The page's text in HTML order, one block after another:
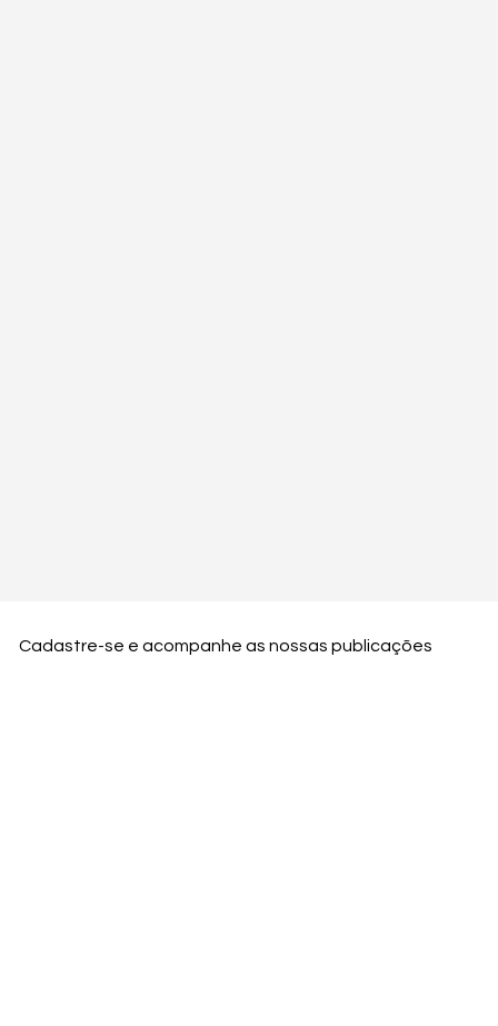
Cadastre-se e acompanhe as nossas publicações